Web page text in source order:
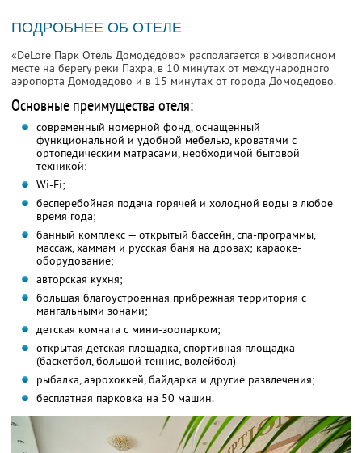
ПОДРОБНЕЕ ОБ ОТЕЛЕ
«DeLore Парк Отель Домодедово» располагается в живописном
месте на берегу реки Пахра, в 10 минутах от международного
аэропорта Домодедово и в 15 минутах от города Домодедово.
Основные преимущества отеля:
современный номерной фонд, оснащенный
функциональной и удобной мебелью, кроватями с
ортопедическим матрасами, необходимой бытовой
техникой;
Wi-Fi;
бесперебойная подача горячей и холодной воды в любое
время года;
банный комплекс — открытый бассейн, спа-программы,
массаж, хаммам и русская баня на дровах; караоке-
оборудование;
авторская кухня;
большая благоустроенная прибрежная территория с
мангальными зонами;
детская комната с мини-зоопарком;
открытая детская площадка, спортивная площадка
(баскетбол, большой теннис, волейбол)
рыбалка, аэрохоккей, байдарка и другие развлечения;
бесплатная парковка на 50 машин.